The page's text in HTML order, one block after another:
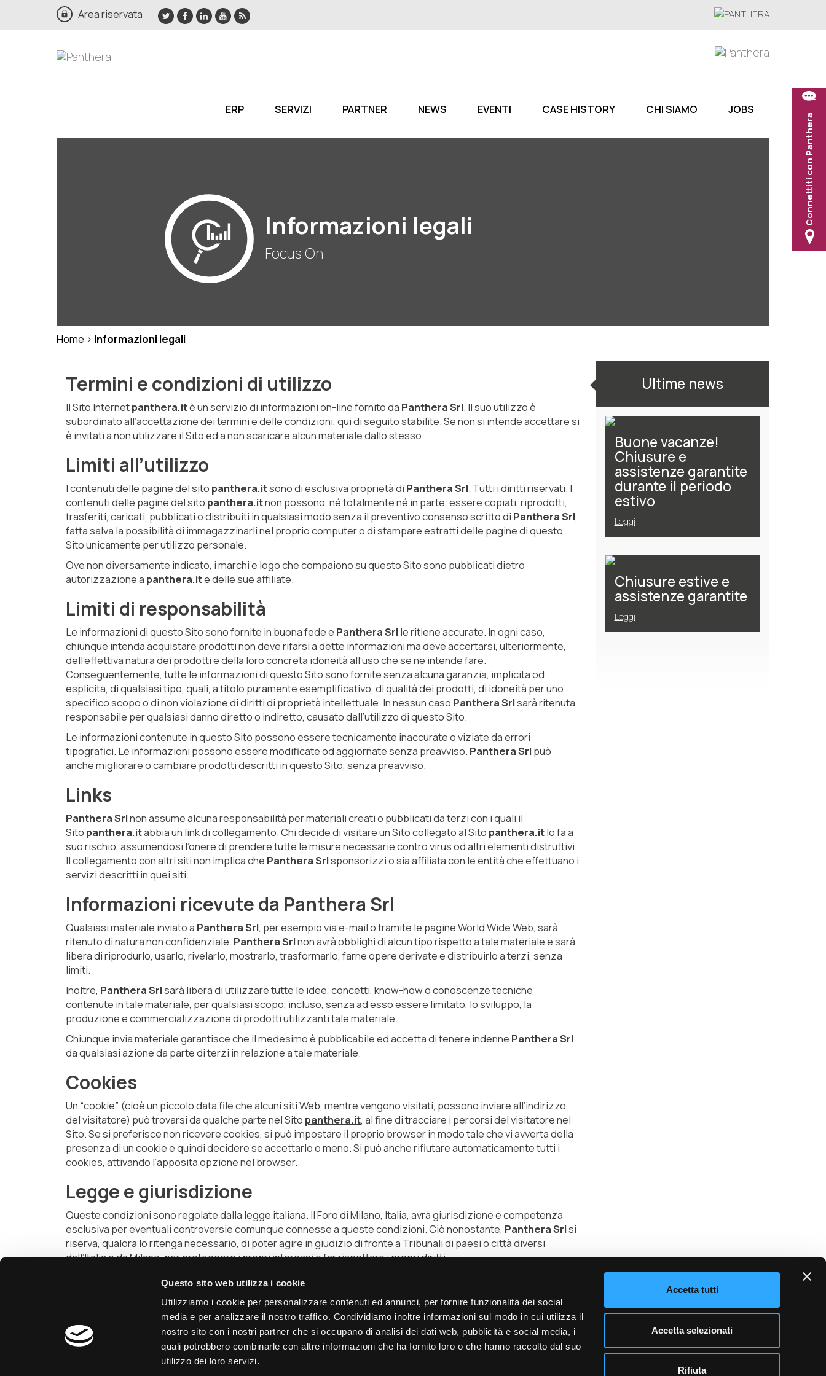
Questo sito web utilizza i cookie
Utilizziamo i cookie per personalizzare contenuti ed annunci, per fornire funzionalità dei social
media e per analizzare il nostro traffico. Condividiamo inoltre informazioni sul modo in cui utilizza il
nostro sito con i nostri partner che si occupano di analisi dei dati web, pubblicità e social media, i
quali potrebbero combinarle con altre informazioni che ha fornito loro o che hanno raccolto dal suo
utilizzo dei loro servizi.
Accetta tutti
Accetta selezionati
Rifiuta
Area riservata
ERP SERVIZI PARTNER NEWS EVENTI CASE HISTORY CHI SIAMO JOBS
Informazioni legali
Focus On
Home > Informazioni legali
Termini e condizioni di utilizzo
Il Sito Internetpanthera.itè un servizio di informazioni on-line fornito da Panthera Srl. Il suo utilizzo è
subordinato all’accettazione dei termini e delle condizioni, qui di seguito stabilite. Se non si intende accettare si
è invitati a non utilizzare il Sito ed a non scaricare alcun materiale dallo stesso.
Limiti all’utilizzo
I contenuti delle pagine del sito panthera.itsono di esclusiva proprietà di Panthera Srl. Tutti i diritti riservati. I
contenuti delle pagine del sito panthera.itnon possono, né totalmente né in parte, essere copiati, riprodotti,
trasferiti, caricati, pubblicati o distribuiti in qualsiasi modo senza il preventivo consenso scritto di Panthera Srl,
fatta salva la possibilità di immagazzinarli nel proprio computer o di stampare estratti delle pagine di questo
Sito unicamente per utilizzo personale.
Ove non diversamente indicato, i marchi e logo che compaiono su questo Sito sono pubblicati dietro
autorizzazione a panthera.ite delle sue affiliate.
Limiti di responsabilità
Le informazioni di questo Sito sono fornite in buona fede e Panthera Srl le ritiene accurate. In ogni caso,
chiunque intenda acquistare prodotti non deve rifarsi a dette informazioni ma deve accertarsi, ulteriormente,
dell’effettiva natura dei prodotti e della loro concreta idoneità all’uso che se ne intende fare.
Conseguentemente, tutte le informazioni di questo Sito sono fornite senza alcuna garanzia, implicita od
esplicita, di qualsiasi tipo, quali, a titolo puramente esemplificativo, di qualità dei prodotti, di idoneità per uno
specifico scopo o di non violazione di diritti di proprietà intellettuale. In nessun caso Panthera Srlsarà ritenuta
responsabile per qualsiasi danno diretto o indiretto, causato dall’utilizzo di questo Sito.
Le informazioni contenute in questo Sito possono essere tecnicamente inaccurate o viziate da errori
tipografici. Le informazioni possono essere modificate od aggiornate senza preavviso. Panthera Srl può
anche migliorare o cambiare prodotti descritti in questo Sito, senza preavviso.
Links
Panthera Srlnon assume alcuna responsabilità per materiali creati o pubblicati da terzi con i quali il
Sito panthera.itabbia un link di collegamento. Chi decide di visitare un Sito collegato al Sito panthera.itlo fa a
suo rischio, assumendosi l’onere di prendere tutte le misure necessarie contro virus od altri elementi distruttivi.
Il collegamento con altri siti non implica che Panthera Srlsponsorizzi o sia affiliata con le entità che effettuano i
servizi descritti in quei siti.
Informazioni ricevute da Panthera Srl
Qualsiasi materiale inviato a Panthera Srl, per esempio via e-mail o tramite le pagine World Wide Web, sarà
ritenuto di natura non confidenziale. Panthera Srlnon avrà obblighi di alcun tipo rispetto a tale materiale e sarà
libera di riprodurlo, usarlo, rivelarlo, mostrarlo, trasformarlo, farne opere derivate e distribuirlo a terzi, senza
limiti.
Inoltre, Panthera Srlsarà libera di utilizzare tutte le idee, concetti, know-how o conoscenze tecniche
contenute in tale materiale, per qualsiasi scopo, incluso, senza ad esso essere limitato, lo sviluppo, la
produzione e commercializzazione di prodotti utilizzanti tale materiale.
Chiunque invia materiale garantisce che il medesimo è pubblicabile ed accetta di tenere indenne Panthera Srl
da qualsiasi azione da parte di terzi in relazione a tale materiale.
Cookies
Un “cookie” (cioè un piccolo data file che alcuni siti Web, mentre vengono visitati, possono inviare all’indirizzo
del visitatore) può trovarsi da qualche parte nel Sito panthera.it, al fine di tracciare i percorsi del visitatore nel
Sito. Se si preferisce non ricevere cookies, si può impostare il proprio browser in modo tale che vi avverta della
presenza di un cookie e quindi decidere se accettarlo o meno. Si può anche rifiutare automaticamente tutti i
cookies, attivando l’apposita opzione nel browser.
Legge e giurisdizione
Queste condizioni sono regolate dalla legge italiana. Il Foro di Milano, Italia, avrà giurisdizione e competenza
esclusiva per eventuali controversie comunque connesse a queste condizioni. Ciò nonostante, Panthera Srlsi
riserva, qualora lo ritenga necessario, di poter agire in giudizio di fronte a Tribunali di paesi o città diversi
dall’Italia o da Milano, per proteggere i propri interessi e far rispettare i propri diritti.
Ultime news
Buone vacanze!
Chiusure e
assistenze garantite
durante il periodo
estivo
Leggi
Chiusure estive e
assistenze garantite
Leggi
Chiedi
una consulenza
Parla
con noi
Trova
partner
Area
riservata
Connettiti con Panthera